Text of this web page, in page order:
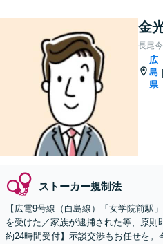
金
長尾
広
島
県
ストーカー規制法
【広電9号線（白島線）「女学院前駅
を受けた／家族が逮捕された等、原則
約24時間受付】示談交渉もお任せを